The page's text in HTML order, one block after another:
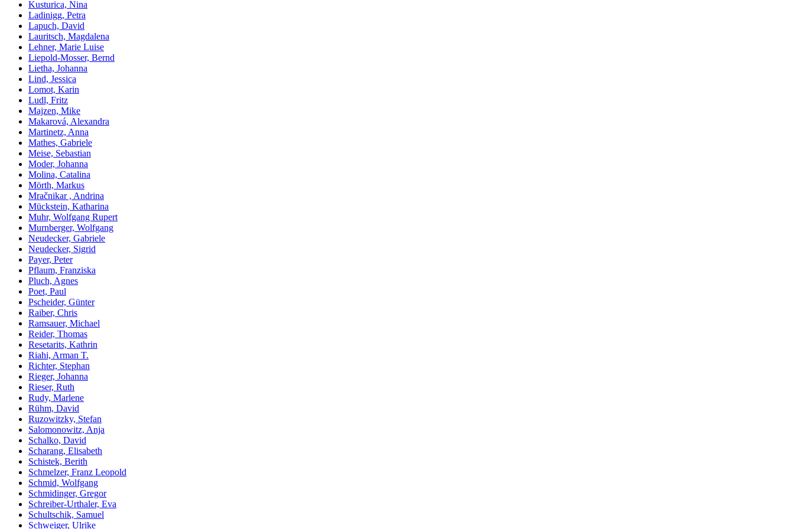
Kusturica, Nina
Ladinigg, Petra
Lapuch, David
Lauritsch, Magdalena
Lehner, Marie Luise
Liepold-Mosser, Bernd
Lietha, Johanna
Lind, Jessica
Lomot, Karin
Ludl, Fritz
Majzen, Mike
Makarová, Alexandra
Martinetz, Anna
Mathes, Gabriele
Meise, Sebastian
Moder, Johanna
Molina, Catalina
Mörth, Markus
Mračnikar , Andrina
Mückstein, Katharina
Muhr, Wolfgang Rupert
Murnberger, Wolfgang
Neudecker, Gabriele
Neudecker, Sigrid
Payer, Peter
Pflaum, Franziska
Pluch, Agnes
Poet, Paul
Pscheider, Günter
Raiber, Chris
Ramsauer, Michael
Reider, Thomas
Resetarits, Kathrin
Riahi, Arman T.
Richter, Stephan
Rieger, Johanna
Rieser, Ruth
Rudy, Marlene
Rühm, David
Ruzowitzky, Stefan
Salomonowitz, Anja
Schalko, David
Scharang, Elisabeth
Schistek, Berith
Schmelzer, Franz Leopold
Schmid, Wolfgang
Schmidinger, Gregor
Schreiber-Urthaler, Eva
Schultschik, Samuel
Schweiger, Ulrike